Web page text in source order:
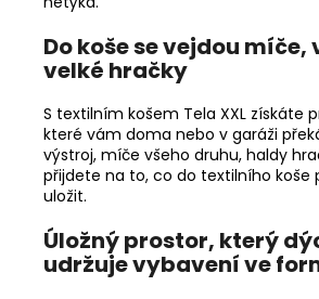
Do koše se vejdou míče,
velké hračky
S textilním košem Tela XXL získáte
které vám doma nebo v garáži
výstroj, míče všeho druhu, haldy
přijdete na to, co do textilního koše
uložit.
Úložný prostor, který
udržuje vybavení ve